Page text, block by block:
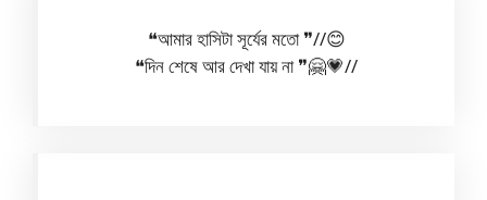
❝আমার হাসিটা সূর্যের মতো ❞//😊
❝দিন শেষে আর দেখা যায় না ❞🤗💗//